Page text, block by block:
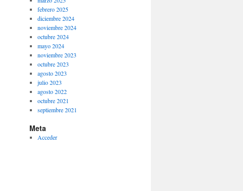
febrero 2025
diciembre 2024
noviembre 2024
octubre 2024
mayo 2024
noviembre 2023
octubre 2023
agosto 2023
julio 2023
agosto 2022
octubre 2021
septiembre 2021
Meta
Acceder